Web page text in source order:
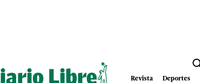
Revista Deportes